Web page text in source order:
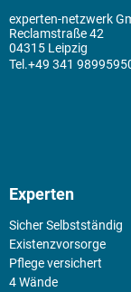
experten-netzwerk
Reclamstraße 42
04315 Leipzig
+49 341
Experten
Sicher Selbstständig
Existenz­vorsorge
Pflege versichert
4 Wände